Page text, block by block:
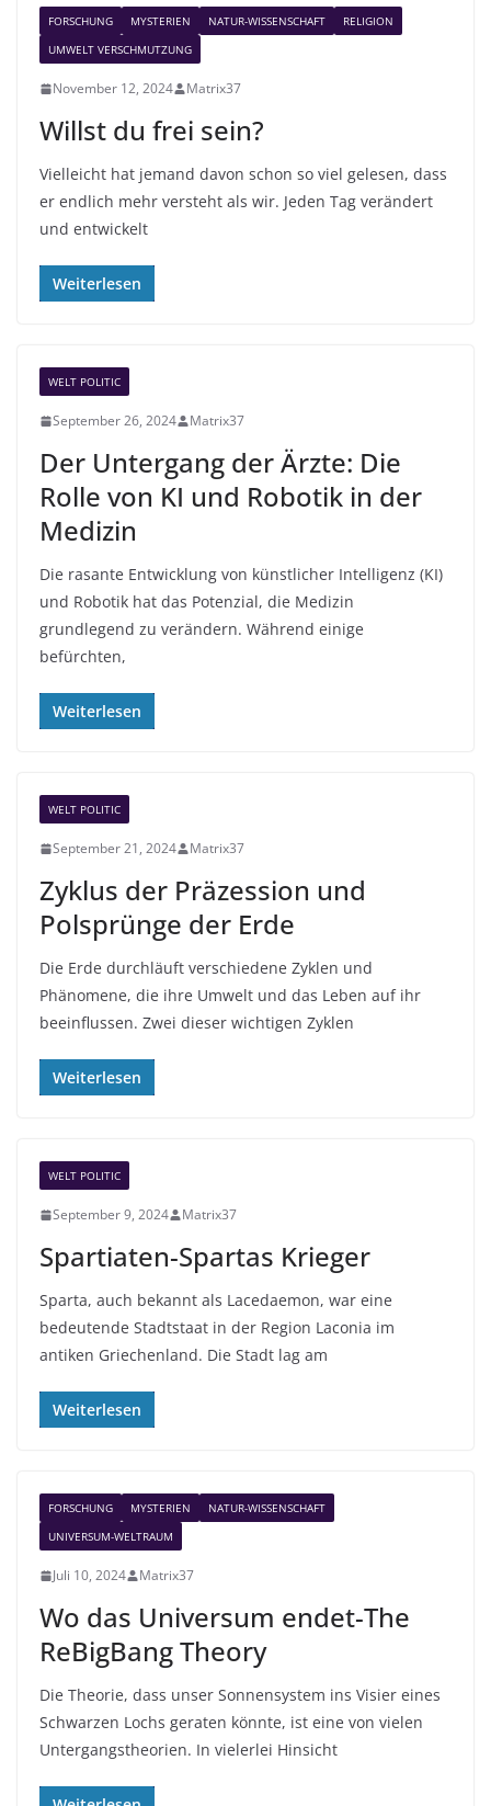
FORSCHUNG MYSTERIEN NATUR-WISSENSCHAFT
RELIGION
UMWELT VERSCHMUTZUNG
November 12, 2024 Matrix37
Willst du frei sein?
Vielleicht hat jemand davon schon so viel gelesen, dass
er endlich mehr versteht als wir. Jeden Tag verändert
und entwickelt
Weiterlesen
WELT POLITIC
September 26, 2024 Matrix37
Der Untergang der Ärzte: Die
Rolle von KI und Robotik in der
Medizin
Die rasante Entwicklung von künstlicher Intelligenz (KI)
und Robotik hat das Potenzial, die Medizin
grundlegend zu verändern. Während einige
befürchten,
Weiterlesen
WELT POLITIC
September 21, 2024 Matrix37
Zyklus der Präzession und
Polsprünge der Erde
Die Erde durchläuft verschiedene Zyklen und
Phänomene, die ihre Umwelt und das Leben auf ihr
beeinflussen. Zwei dieser wichtigen Zyklen
Weiterlesen
WELT POLITIC
September 9, 2024 Matrix37
Spartiaten-Spartas Krieger
Sparta, auch bekannt als Lacedaemon, war eine
bedeutende Stadtstaat in der Region Laconia im
antiken Griechenland. Die Stadt lag am
Weiterlesen
FORSCHUNG MYSTERIEN
NATUR-WISSENSCHAFT
UNIVERSUM-WELTRAUM
Juli 10, 2024 Matrix37
Wo das Universum endet-The
ReBigBang Theory
Die Theorie, dass unser Sonnensystem ins Visier eines
Schwarzen Lochs geraten könnte, ist eine von vielen
Untergangstheorien. In vielerlei Hinsicht